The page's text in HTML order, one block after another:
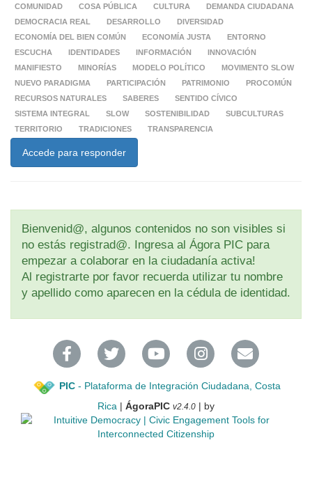
COMUNIDAD
COSA PÚBLICA CULTURA
DEMANDA CIUDADANA
DEMOCRACIA REAL
DESARROLLO
DIVERSIDAD
ECONOMÍA DEL BIEN COMÚN
ECONOMÍA JUSTA
ENTORNO
ESCUCHA
IDENTIDADES INFORMACIÓN
INNOVACIÓN
MANIFIESTO
MINORÍAS MODELO POLÍTICO
MOVIMENTO SLOW
NUEVO PARADIGMA
PARTICIPACIÓN PATRIMONIO
PROCOMÚN
RECURSOS NATURALES
SABERES
SENTIDO CÍVICO
SISTEMA INTEGRAL
SLOW SOSTENIBILIDAD
SUBCULTURAS
TERRITORIO
TRADICIONES TRANSPARENCIA
Accede para responder
Bienvenid@, algunos contenidos no son visibles si
no estás registrad@. Ingresa al Ágora PIC para
empezar a colaborar en la ciudadanía activa!
Al registrarte por favor recuerda utilizar tu nombre
y apellido como aparecen en la cédula de identidad.
PIC- Plataforma de Integración Ciudadana, Costa
Rica | ÁgoraPIC v2.4.0 | by